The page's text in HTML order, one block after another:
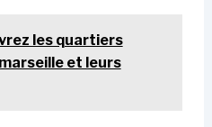
les quartiers
et leurs